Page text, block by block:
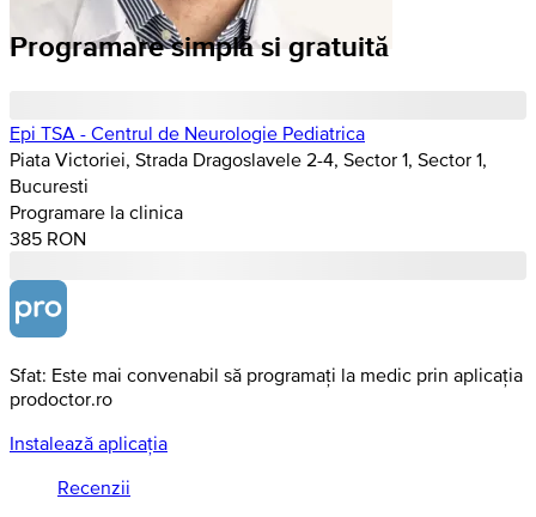
Programare simplă si gratuită
Epi TSA - Centrul de Neurologie Pediatrica
Piata Victoriei, Strada Dragoslavele 2-4, Sector 1, Sector 1,
Bucuresti
Programare la clinica
385 RON
Sfat: Este mai convenabil să programați la medic prin aplicația
prodoctor.ro
Instalează aplicația
Recenzii